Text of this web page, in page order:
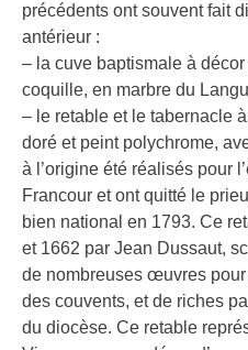
précédents ont souvent fait
antérieur :
– la cuve baptismale à
coquille, en marbre du
– le retable et le tabernacle
doré et peint polychrome,
à l’origine été réalisés pour
Francour et ont quitté le
bien national en 1793. Ce
et 1662 par Jean Dussaut,
de nombreuses œuvres
des couvents, et de riches
du diocèse. Ce retable